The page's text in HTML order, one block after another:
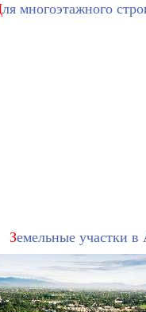
ля многоэтажного
Земельные участки в